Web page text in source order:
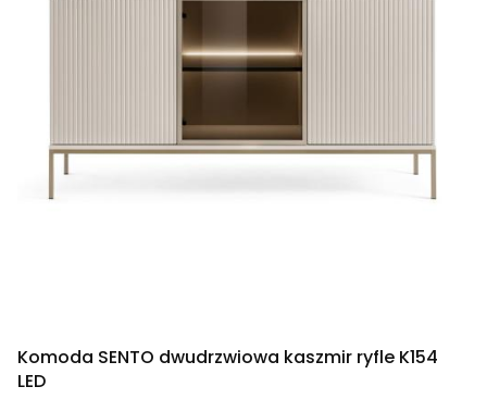
Komoda SENTO dwudrzwiowa kaszmir ryfle K154
LED